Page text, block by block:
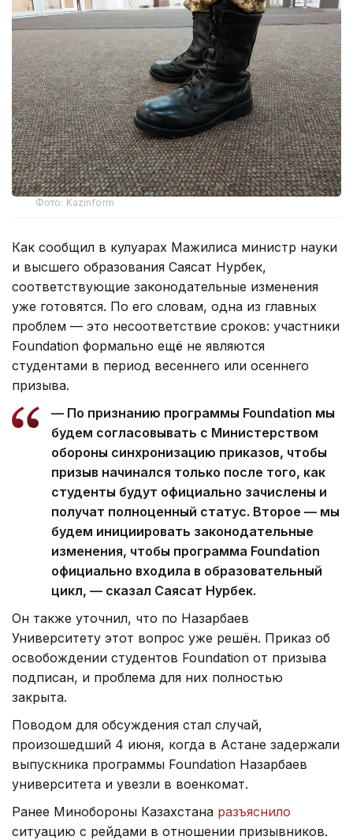
Фото: Kazinform
Как сообщил в кулуарах Мажилиса министр науки
и высшего образования Саясат Нурбек,
соответствующие законодательные изменения
уже готовятся. По его словам, одна из главных
проблем — это несоответствие сроков: участники
Foundation формально ещё не являются
студентами в период весеннего или осеннего
призыва.
— По признанию программы Foundation мы
будем согласовывать с Министерством
обороны синхронизацию приказов, чтобы
призыв начинался только после того, как
студенты будут официально зачислены и
получат полноценный статус. Второе — мы
будем инициировать законодательные
изменения, чтобы программа Foundation
официально входила в образовательный
цикл, — сказал Саясат Нурбек.
Он также уточнил, что по Назарбаев
Университету этот вопрос уже решён. Приказ об
освобождении студентов Foundation от призыва
подписан, и проблема для них полностью
закрыта.
Поводом для обсуждения стал случай,
произошедший 4 июня, когда в Астане задержали
выпускника программы Foundation Назарбаев
университета и увезли в военкомат.
Ранее Минобороны Казахстана разъяснило
ситуацию с рейдами в отношении призывников.